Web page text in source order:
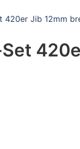
420er Jib 12mm